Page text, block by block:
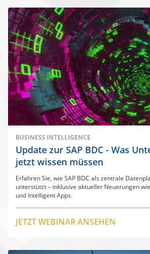
BUSINESS INTELLIGENCE
Update zur SAP BDC - Was
jetzt wissen müssen
Erfahren Sie, wie SAP BDC als zentrale
unterstützt – inklusive aktueller Neuerungen
und Intelligent Apps.
JETZT WEBINAR ANSEHEN